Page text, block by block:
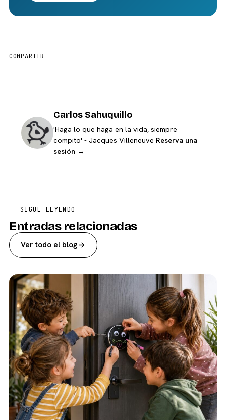
COMPARTIR
Carlos Sahuquillo
'Haga lo que haga en la vida, siempre
compito' - Jacques Villeneuve Reserva una
sesión →
SIGUE LEYENDO
Entradas relacionadas
Ver todo el blog